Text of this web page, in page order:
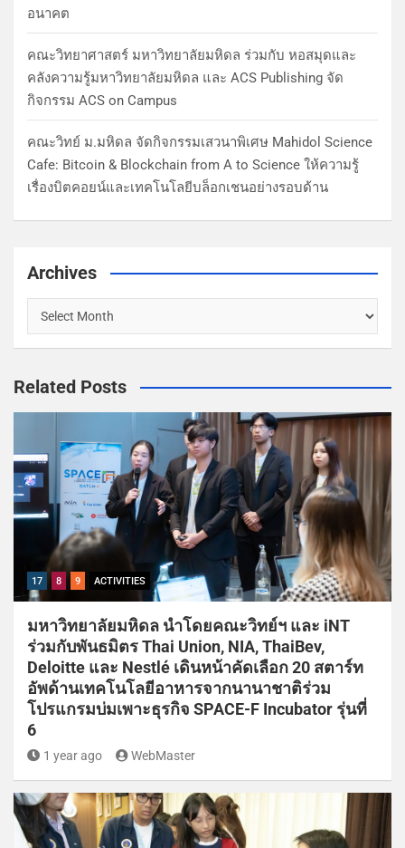
อนาคต
คณะวิทยาศาสตร์ มหาวิทยาลัยมหิดล ร่วมกับ หอสมุดและ
คลังความรู้มหาวิทยาลัยมหิดล และ ACS Publishing จัด
กิจกรรม ACS on Campus
คณะวิทย์ ม.มหิดล จัดกิจกรรมเสวนาพิเศษ Mahidol Science
Cafe: Bitcoin & Blockchain from A to Science ให้ความรู้
เรื่องบิตคอยน์และเทคโนโลยีบล็อกเชนอย่างรอบด้าน
Archives
Related Posts
17 8 9 ACTIVITIES
มหาวิทยาลัยมหิดล นำโดยคณะวิทย์ฯ และ iNT
ร่วมกับพันธมิตร Thai Union, NIA, ThaiBev,
Deloitte และ Nestlé เดินหน้าคัดเลือก 20 สตาร์ท
อัพด้านเทคโนโลยีอาหารจากนานาชาติร่วม
โปรแกรมบ่มเพาะธุรกิจ SPACE-F Incubator รุ่นที่
6
1 year ago WebMaster